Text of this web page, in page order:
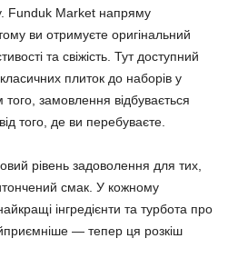
Funduk Market напряму
ви отримуєте оригінальний
та свіжість. Тут доступний
плиток до наборів у
замовлення відбувається
того, де ви перебуваєте.
рівень задоволення для тих,
смак. У кожному
інгредієнти та турбота про
— тепер ця розкіш